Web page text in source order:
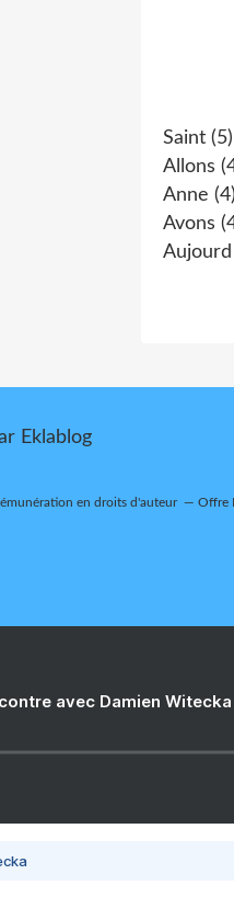
Saint (5)
Allons
Anne (4)
Avons
Aujourd
Eklablog
en droits d'auteur Offre
avec Damien Witecka